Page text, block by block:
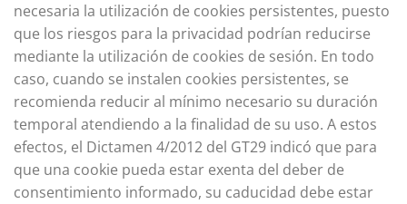
necesaria la utilización de cookies persistentes, puesto
que los riesgos para la privacidad podrían reducirse
mediante la utilización de cookies de sesión. En todo
caso, cuando se instalen cookies persistentes, se
recomienda reducir al mínimo necesario su duración
temporal atendiendo a la finalidad de su uso. A estos
efectos, el Dictamen 4/2012 del GT29 indicó que para
que una cookie pueda estar exenta del deber de
consentimiento informado, su caducidad debe estar